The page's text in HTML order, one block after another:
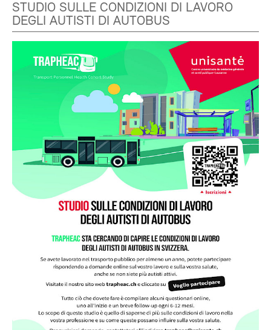
STUDIO SULLE CONDIZIONI DI LAVORO
DEGLI AUTISTI DI AUTOBUS